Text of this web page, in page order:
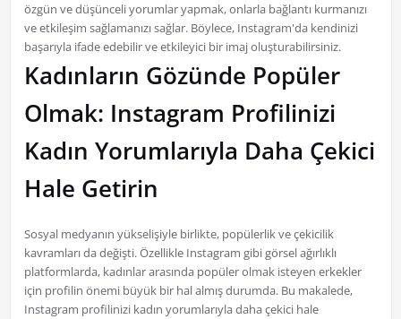
özgün ve düşünceli yorumlar yapmak, onlarla bağlantı kurmanızı
ve etkileşim sağlamanızı sağlar. Böylece, Instagram'da kendinizi
başarıyla ifade edebilir ve etkileyici bir imaj oluşturabilirsiniz.
Kadınların Gözünde Popüler
Olmak: Instagram Profilinizi
Kadın Yorumlarıyla Daha Çekici
Hale Getirin
Sosyal medyanın yükselişiyle birlikte, popülerlik ve çekicilik
kavramları da değişti. Özellikle Instagram gibi görsel ağırlıklı
platformlarda, kadınlar arasında popüler olmak isteyen erkekler
için profilin önemi büyük bir hal almış durumda. Bu makalede,
Instagram profilinizi kadın yorumlarıyla daha çekici hale